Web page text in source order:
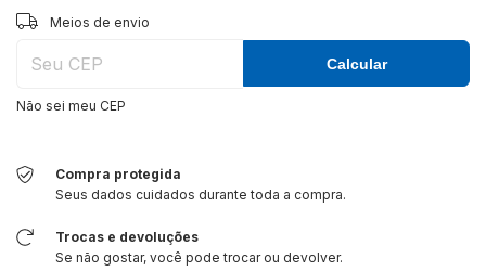
Entregas para o CEP:
Meios de envio
Calcular
Não sei meu CEP
Compra protegida
Seus dados cuidados durante toda a compra.
Trocas e devoluções
Se não gostar, você pode trocar ou devolver.